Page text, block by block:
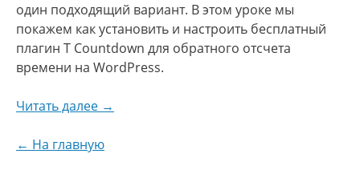
один подходящий вариант. В этом уроке мы
покажем как установить и настроить бесплатный
плагин T Countdown для обратного отсчета
времени на WordPress.
Читать далее →
← На главную